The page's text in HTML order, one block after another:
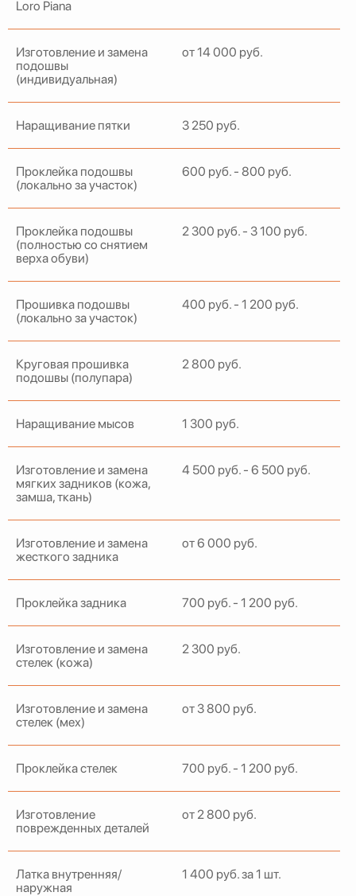
Loro Piana
Изготовление и замена
подошвы
(индивидуальная)
от 14 000 руб.
Наращивание пятки 3 250 руб.
Проклейка подошвы
(локально за участок)
600 руб. - 800 руб.
Проклейка подошвы
(полностью со снятием
верха обуви)
2 300 руб. - 3 100 руб.
Прошивка подошвы
(локально за участок)
400 руб. - 1 200 руб.
Круговая прошивка
подошвы (полупара)
2 800 руб.
Наращивание мысов 1 300 руб.
Изготовление и замена
мягких задников (кожа,
замша, ткань)
4 500 руб. - 6 500 руб.
Изготовление и замена
жесткого задника
от 6 000 руб.
Проклейка задника 700 руб. - 1 200 руб.
Изготовление и замена
стелек (кожа)
2 300 руб.
Изготовление и замена
стелек (мех)
от 3 800 руб.
Проклейка стелек 700 руб. - 1 200 руб.
Изготовление
поврежденных деталей
от 2 800 руб.
Латка внутренняя/
наружная
1 400 руб. за 1 шт.